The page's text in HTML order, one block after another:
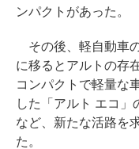
ンパクトがあった。
その後、軽自動車
に移るとアルトの存
コンパクトで軽量な
した「アルト エコ」
など、新たな活路を
た。